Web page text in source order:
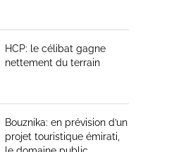
HCP: le célibat gagne
nettement du terrain
Bouznika: en prévision d’un
projet touristique émirati,